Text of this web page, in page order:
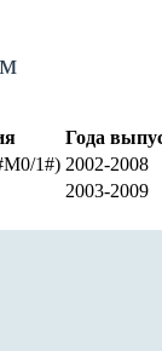
Года
1#) 2002-2008
2003-2009